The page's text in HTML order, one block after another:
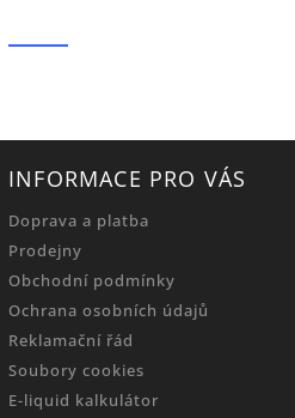
INFORMACE PRO VÁS
Doprava a platba
Prodejny
Obchodní podmínky
Ochrana osobních údajů
Reklamační řád
Soubory cookies
E-liquid kalkulátor